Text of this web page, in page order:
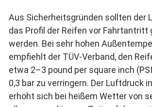
Aus Sicherheitsgründen sollten der
das Profil der Reifen vor Fahrtantritt
werden. Bei sehr hohen
empfiehlt der TÜV-Verband, den
etwa 2–3 pound per square inch
0,3 bar zu verringern. Der Luftdruck
erhöht sich bei heißem Wetter von